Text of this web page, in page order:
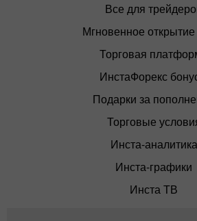
Все для
Мгновенное открытие
Торговая
ИнстаФорекс
Подарки за
Торговые
Инста-аналитика
Инста-графики
Инста ТВ